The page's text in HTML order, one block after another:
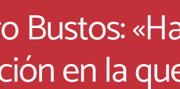
Bustos:
en la